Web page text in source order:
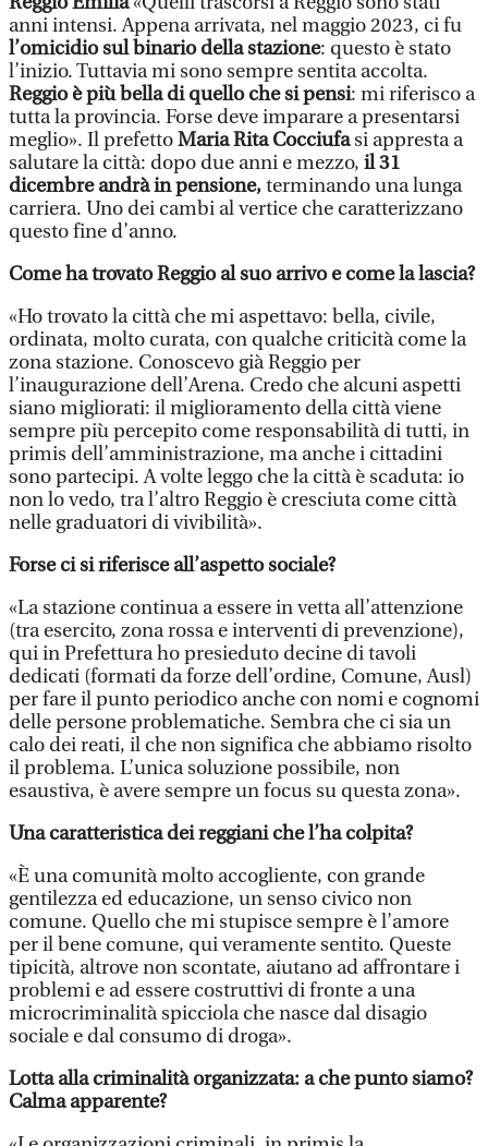
anni intensi. Appena arrivata, nel maggio 2023, ci fu
l’omicidio sul binario della stazione: questo è stato
l’inizio. Tuttavia mi sono sempre sentita accolta.
Reggio è più bella di quello che si pensi: mi riferisco a
tutta la provincia. Forse deve imparare a presentarsi
meglio». Il prefettoMaria Rita Cocciufasi appresta a
salutare la città: dopo due anni e mezzo, il 31
dicembre andrà in pensione,terminando una lunga
carriera. Uno dei cambi al vertice che caratterizzano
questo fine d’anno.
Come ha trovato Reggio al suo arrivo e come la lascia?
«Ho trovato la città che mi aspettavo: bella, civile,
ordinata, molto curata, con qualche criticità come la
zona stazione. Conoscevo già Reggio per
l’inaugurazione dell’Arena. Credo che alcuni aspetti
siano migliorati: il miglioramento della città viene
sempre più percepito come responsabilità di tutti, in
primis dell’amministrazione, ma anche i cittadini
sono partecipi. A volte leggo che la città è scaduta: io
non lo vedo, tra l’altro Reggio è cresciuta come città
nelle graduatori di vivibilità».
Forse ci si riferisce all’aspetto sociale?
«La stazione continua a essere in vetta all’attenzione
(tra esercito, zona rossa e interventi di prevenzione),
qui in Prefettura ho presieduto decine di tavoli
dedicati (formati da forze dell’ordine, Comune, Ausl)
per fare il punto periodico anche con nomi e cognomi
delle persone problematiche. Sembra che ci sia un
calo dei reati, il che non significa che abbiamo risolto
il problema. L’unica soluzione possibile, non
esaustiva, è avere sempre un focus su questa zona».
Una caratteristica dei reggiani che l’ha colpita?
«È una comunità molto accogliente, con grande
gentilezza ed educazione, un senso civico non
comune. Quello che mi stupisce sempre è l’amore
per il bene comune, qui veramente sentito. Queste
tipicità, altrove non scontate, aiutano ad affrontare i
problemi e ad essere costruttivi di fronte a una
microcriminalità spicciola che nasce dal disagio
sociale e dal consumo di droga».
Lotta alla criminalità organizzata: a che punto siamo?
Calma apparente?